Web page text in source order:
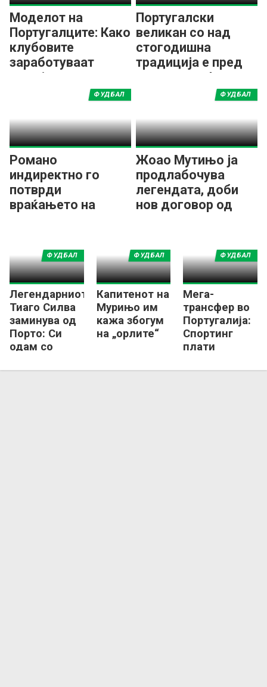
Моделот на
Португалците: Како
клубовите
заработуваат
милијарди од
Португалски
великан со над
стогодишна
традиција е пред
згаснување!
Романо
индиректно го
потврди
враќањето на
тренер!
ФУДБАЛ
Жоао Мутињо ја
продлабочува
легендата, доби
нов договор од
ФУДБАЛ
Легендарниот
Тиаго Силва
заминува од
Порто: Си
одам со
титула!
ФУДБАЛ
Капитенот на
Мурињо им
кажа збогум
на „орлите“
ФУДБАЛ
Мега-
трансфер во
Португалија:
Спортинг
плати
милиони
ФУДБАЛ